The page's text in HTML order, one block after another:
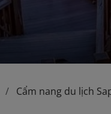
Cẩm nang du lịch